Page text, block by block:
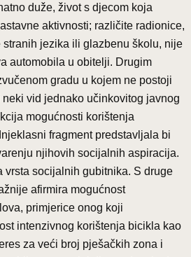
duže, život s djecom koja
aktivnosti; različite radionice,
stranih jezika ili glazbenu školu, nije
automobila u obitelji. Drugim
gradu u kojem ne postoji
vid jednako učinkovitog javnog
mogućnosti korištenja
fragment predstavljala bi
njihovih socijalnih aspiracija.
vrsta socijalnih gubitnika. S druge
afirmira mogućnost
primjerice onog koji
intenzivnog korištenja bicikla kao
za veći broj pješačkih zona i